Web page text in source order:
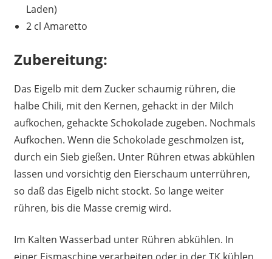
Laden)
2 cl Amaretto
Zubereitung:
Das Eigelb mit dem Zucker schaumig rühren, die
halbe Chili, mit den Kernen, gehackt in der Milch
aufkochen, gehackte Schokolade zugeben. Nochmals
Aufkochen. Wenn die Schokolade geschmolzen ist,
durch ein Sieb gießen. Unter Rühren etwas abkühlen
lassen und vorsichtig den Eierschaum unterrühren,
so daß das Eigelb nicht stockt. So lange weiter
rühren, bis die Masse cremig wird.
Im Kalten Wasserbad unter Rühren abkühlen. In